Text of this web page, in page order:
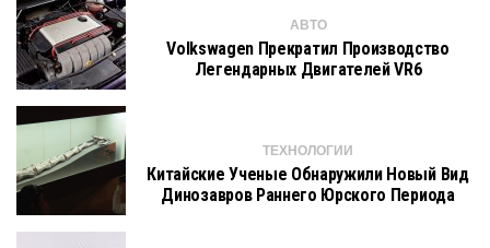
АВТО
Volkswagen Прекратил Производство
Легендарных Двигателей VR6
ТЕХНОЛОГИИ
Китайские Ученые Обнаружили Новый Вид
Динозавров Раннего Юрского Периода